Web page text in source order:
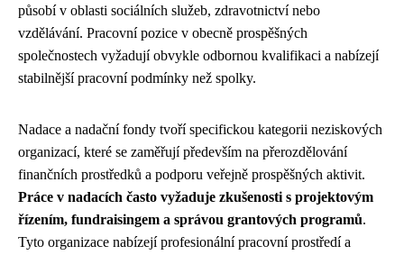
působí v oblasti sociálních služeb, zdravotnictví nebo
vzdělávání. Pracovní pozice v obecně prospěšných
společnostech vyžadují obvykle odbornou kvalifikaci a nabízejí
stabilnější pracovní podmínky než spolky.
Nadace a nadační fondy tvoří specifickou kategorii neziskových
organizací, které se zaměřují především na přerozdělování
finančních prostředků a podporu veřejně prospěšných aktivit.
Práce v nadacích často vyžaduje zkušenosti s projektovým
řízením, fundraisingem a správou grantových programů.
Tyto organizace nabízejí profesionální pracovní prostředí a